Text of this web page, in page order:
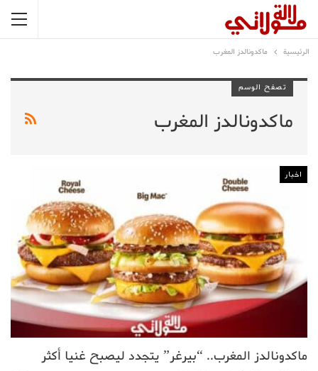
الرئيسية ماكدونالدز المغرب
تصفح الوسم
ماكدونالدز المغرب
اخبار
ماكدونالدز المغرب.. “بيرغر” يتجدد ليصبح غنيا أكثر